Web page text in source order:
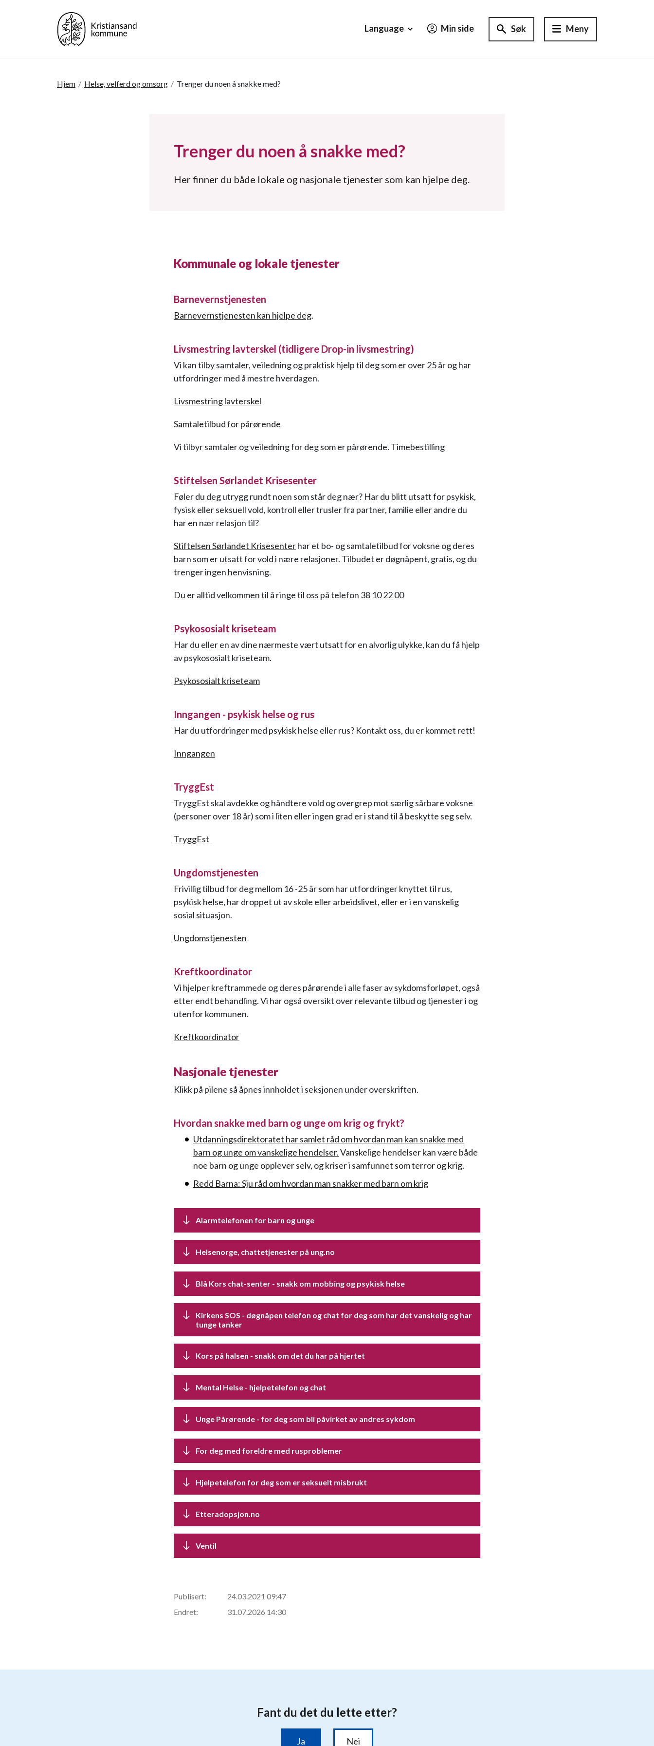
Language
Min side Søk Meny
Hjem / Helse, velferd og omsorg / Trenger du noen å snakke med?
Trenger du noen å snakke med?
Her finner du både lokale og nasjonale tjenester som kan hjelpe deg.
Kommunale og lokale tjenester
Barnevernstjenesten
Barnevernstjenesten kan hjelpe deg.
Livsmestring lavterskel (tidligere Drop-in livsmestring)
Vi kan tilby samtaler, veiledning og praktisk hjelp til deg som er over 25 år og har
utfordringer med å mestre hverdagen.
Livsmestring lavterskel
Samtaletilbud for pårørende
Vi tilbyr samtaler og veiledning for deg som er pårørende. Timebestilling
Stiftelsen Sørlandet Krisesenter
Føler du deg utrygg rundt noen som står deg nær? Har du blitt utsatt for psykisk,
fysisk eller seksuell vold, kontroll eller trusler fra partner, familie eller andre du
har en nær relasjon til?
Stiftelsen Sørlandet Krisesenterhar et bo- og samtaletilbud for voksne og deres
barn som er utsatt for vold i nære relasjoner. Tilbudet er døgnåpent, gratis, og du
trenger ingen henvisning.
Du er alltid velkommen til å ringe til oss på telefon 38 10 22 00
Psykososialt kriseteam
Har du eller en av dine nærmeste vært utsatt for en alvorlig ulykke, kan du få hjelp
av psykososialt kriseteam.
Psykososialt kriseteam
Inngangen - psykisk helse og rus
Har du utfordringer med psykisk helse eller rus? Kontakt oss, du er kommet rett!
Inngangen
TryggEst
TryggEst skal avdekke og håndtere vold og overgrep mot særlig sårbare voksne
(personer over 18 år) som i liten eller ingen grad er i stand til å beskytte seg selv.
TryggEst
Ungdomstjenesten
Frivillig tilbud for deg mellom 16 -25 år som har utfordringer knyttet til rus,
psykisk helse, har droppet ut av skole eller arbeidslivet, eller er i en vanskelig
sosial situasjon.
Ungdomstjenesten
Kreftkoordinator
Vi hjelper kreftrammede og deres pårørende i alle faser av sykdomsforløpet, også
etter endt behandling. Vi har også oversikt over relevante tilbud og tjenester i og
utenfor kommunen.
Kreftkoordinator
Nasjonale tjenester
Klikk på pilene så åpnes innholdet i seksjonen under overskriften.
Hvordan snakke med barn og unge om krig og frykt?
Utdanningsdirektoratet har samlet råd om hvordan man kan snakke med
barn og unge om vanskelige hendelser.Vanskelige hendelser kan være både
noe barn og unge opplever selv, og kriser i samfunnet som terror og krig.
Redd Barna: Sju råd om hvordan man snakker med barn om krig
Alarmtelefonen for barn og unge
Helsenorge, chattetjenester på ung.no
Blå Kors chat-senter - snakk om mobbing og psykisk helse
Kirkens SOS - døgnåpen telefon og chat for deg som har det vanskelig og har
tunge tanker
Kors på halsen - snakk om det du har på hjertet
Mental Helse - hjelpetelefon og chat
Unge Pårørende - for deg som bli påvirket av andres sykdom
For deg med foreldre med rusproblemer
Hjelpetelefon for deg som er seksuelt misbrukt
Etteradopsjon.no
Ventil
Publisert:
24.03.2021 09:47
Endret:
31.07.2026 14:30